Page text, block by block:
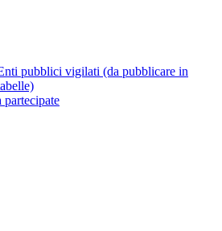
pubblici vigilati (da pubblicare in
partecipate